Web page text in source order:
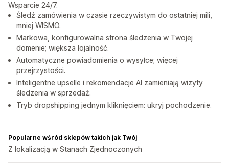
Wsparcie 24/7.
Śledź zamówienia w czasie rzeczywistym do ostatniej mili,
mniej WISMO.
Markowa, konfigurowalna strona śledzenia w Twojej
domenie; większa lojalność.
Automatyczne powiadomienia o wysyłce; więcej
przejrzystości.
Inteligentne upselle i rekomendacje AI zamieniają wizyty
śledzenia w sprzedaż.
Tryb dropshipping jednym kliknięciem: ukryj pochodzenie.
Popularne wśród sklepów takich jak Twój
Z lokalizacją w Stanach Zjednoczonych